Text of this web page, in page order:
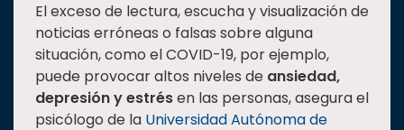
TEMAS
Oferta
educativa
El exceso de lectura, escucha y visualización de
noticias erróneas o falsas sobre alguna
situación, como el COVID-19, por ejemplo,
puede provocar altos niveles de ansiedad,
depresión y estrésen las personas, asegura el
psicólogo de la Universidad Autónoma de